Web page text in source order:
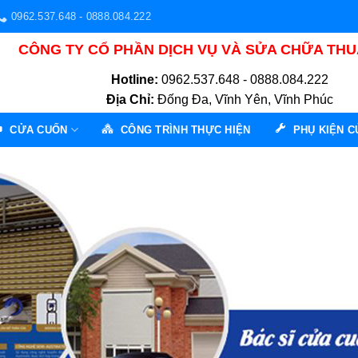
0962.537.648 - 0888.084.222
CÔNG TY CỔ PHẦN DỊCH VỤ VÀ SỬA CHỮA
Hotline: 0962.537.648 - 0888.084.222
Địa Chỉ: Đống Đa, Vĩnh Yên, Vĩnh Phúc
CỬA CUỐN CÔNG TRÌNH THỰC HIỆN PHỤ KIỆN